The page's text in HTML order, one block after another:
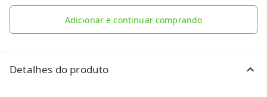
Adicionar e continuar comprando
Detalhes do produto